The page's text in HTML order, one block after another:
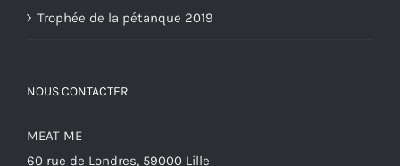
Trophée de la pétanque 2019
NOUS CONTACTER
MEAT ME
60 rue de Londres, 59000 Lille